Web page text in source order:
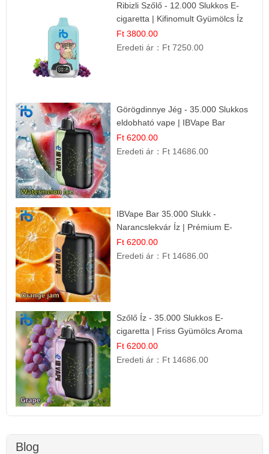
Ribizli Szőlő - 12.000 Slukkos E-
cigaretta | Kifinomult Gyümölcs Íz
Ft 3800.00
Eredeti ár： Ft 7250.00
Görögdinnye Jég - 35.000 Slukkos
eldobható vape | IBVape Bar
Frissítő Nyári Íz
Ft 6200.00
Eredeti ár： Ft 14686.00
IBVape Bar 35.000 Slukk -
Narancslekvár Íz | Prémium E-
cigaretta
Ft 6200.00
Eredeti ár： Ft 14686.00
Szőlő Íz - 35.000 Slukkos E-
cigaretta | Friss Gyümölcs Aroma
Ft 6200.00
Eredeti ár： Ft 14686.00
Blog